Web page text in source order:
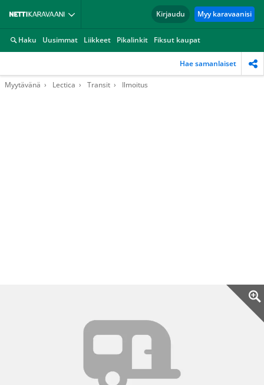
Kirjaudu Myy karavaanisi
Haku Uusimmat Liikkeet Pikalinkit Fiksut kaupat
Hae samanlaiset
Myytävänä Lectica Transit Ilmoitus